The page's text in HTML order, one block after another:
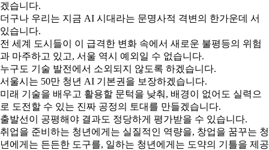
겠습니다.
더구나 우리는 지금 AI 시대라는 문명사적 격변의 한가운데 서
있습니다.
전 세계 도시들이 이 급격한 변화 속에서 새로운 불평등의 위험
과 마주하고 있고, 서울 역시 예외일 수 없습니다.
누구도 기술 발전에서 소외되지 않도록 하겠습니다.
서울시는 50만 청년 AI 기본권을 보장하겠습니다.
미래 기술을 배우고 활용할 문턱을 낮춰, 배경이 없어도 실력으
로 도전할 수 있는 진짜 공정의 토대를 만들겠습니다.
출발선이 공평해야 결과도 정당하게 평가받을 수 있습니다.
취업을 준비하는 청년에게는 실질적인 역량을, 창업을 꿈꾸는 청
년에게는 든든한 도구를, 일하는 청년에게는 도약의 기틀을 제공